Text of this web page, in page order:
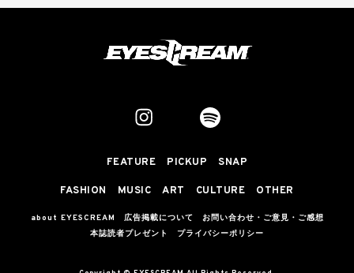
FEATURE PICKUP SNAP
FASHION MUSIC ART CULTURE OTHER
about EYESCREAM 広告掲載について
お問い合わせ・ご意見・ご感想
本誌読者プレゼント
プライバシーポリシー